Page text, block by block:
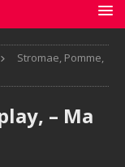
Stromae, Pomme,
– Ma